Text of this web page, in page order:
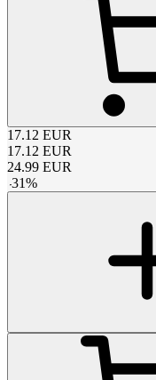
17.12 EUR
17.12 EUR
24.99 EUR
-31%